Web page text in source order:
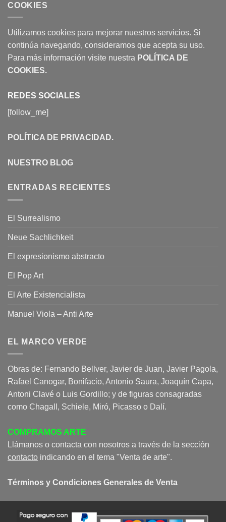
COOKIES
Utilizamos cookies para mejorar nuestros servicios. Si
continúa navegando, consideramos que acepta su uso.
Para más información visite nuestra POLÍTICA DE
COOKIES.
REDES SOCIALES
[follow_me]
POLÍTICA DE PRIVACIDAD.
NUESTRO BLOG
ENTRADAS RECIENTES
El Surrealismo
Neue Sachlichkeit
El expresionismo abstracto
El Pop Art
El Arte Existencialista
Manuel Viola – Anti Arte
EL MARCO VERDE
Obras de: Fernando Bellver, Javier de Juan, Javier Pagola,
Rafael Canogar, Bonifacio, Antonio Saura, Joaquín Capa,
Antoni Clavé o Luis Gordillo; y de figuras consagradas
como Chagall, Schiele, Miró, Picasso o Dalí.
COMPRAMOS ARTE
Llámanos o contacta con nosotros a través de la sección
contacto indicando en el tema "Venta de arte".
Términos y Condiciones Generales de Venta